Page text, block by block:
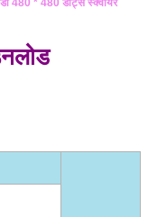
480 * 480 डॉट्स स्क्वायर